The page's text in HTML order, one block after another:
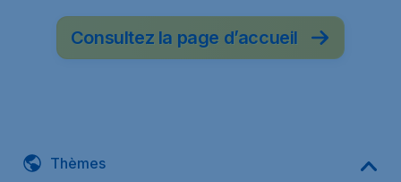
Consultez la page d’accueil
Thèmes